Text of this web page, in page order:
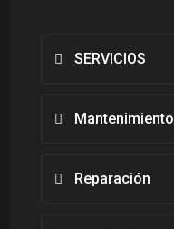
SERVICIOS
Mantenimiento
Reparación